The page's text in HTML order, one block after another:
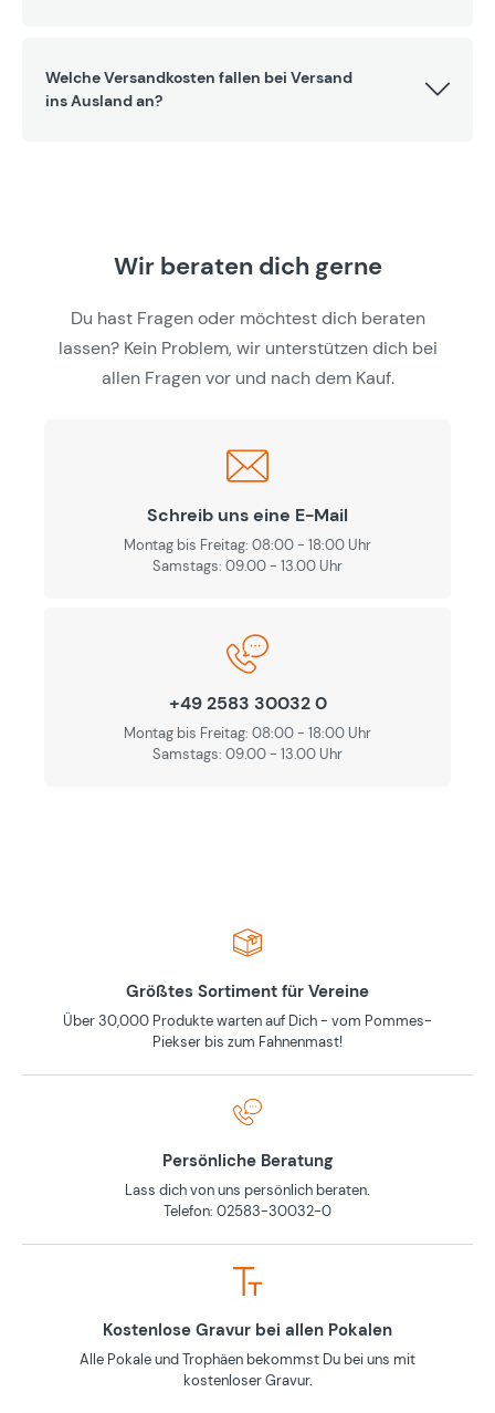
Welche Versandkosten fallen bei Versand
ins Ausland an?
Wir beraten dich gerne
Du hast Fragen oder möchtest dich beraten
lassen? Kein Problem, wir unterstützen dich bei
allen Fragen vor und nach dem Kauf.
Schreib uns eine E-Mail
Montag bis Freitag: 08:00 - 18:00 Uhr
Samstags: 09.00 - 13.00 Uhr
+49 2583 30032 0
Montag bis Freitag: 08:00 - 18:00 Uhr
Samstags: 09.00 - 13.00 Uhr
Größtes Sortiment für Vereine
Über 30,000 Produkte warten auf Dich - vom Pommes-
Piekser bis zum Fahnenmast!
Persönliche Beratung
Lass dich von uns persönlich beraten.
Telefon: 02583-30032-0
Kostenlose Gravur bei allen Pokalen
Alle Pokale und Trophäen bekommst Du bei uns mit
kostenloser Gravur.